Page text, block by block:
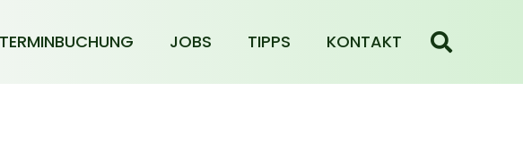
TERMINBUCHUNG JOBS TIPPS KONTAKT